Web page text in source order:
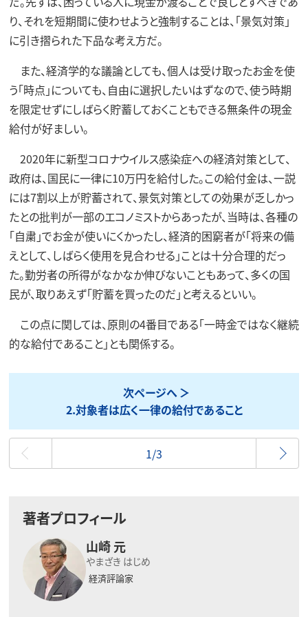
り、それを短期間に使わせようと強制することは、「景気対策」
に引き摺られた下品な考え方だ。
また、経済学的な議論としても、個人は受け取ったお金を使
う「時点」についても、自由に選択したいはずなので、使う時期
を限定せずにしばらく貯蓄しておくこともできる無条件の現金
給付が好ましい。
2020年に新型コロナウイルス感染症への経済対策として、
政府は、国民に一律に10万円を給付した。この給付金は、一説
には7割以上が貯蓄されて、景気対策としての効果が乏しかっ
たとの批判が一部のエコノミストからあったが、当時は、各種の
「自粛」でお金が使いにくかったし、経済的困窮者が「将来の備
えとして、しばらく使用を見合わせる」ことは十分合理的だっ
た。勤労者の所得がなかなか伸びないこともあって、多くの国
民が、取りあえず「貯蓄を買ったのだ」と考えるといい。
この点に関しては、原則の4番目である「一時金ではなく継続
的な給付であること」とも関係する。
次ページへ
2.対象者は広く一律の給付であること
1/3
著者プロフィール
山崎 元
やまざき はじめ
経済評論家